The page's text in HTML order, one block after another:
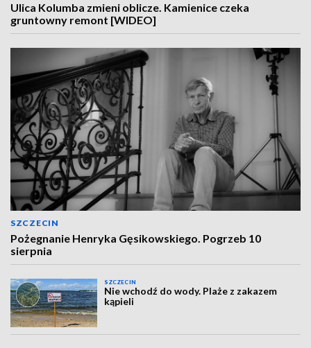
Ulica Kolumba zmieni oblicze. Kamienice czeka
gruntowny remont [WIDEO]
SZCZECIN
Pożegnanie Henryka Gęsikowskiego. Pogrzeb 10
sierpnia
SZCZECIN
Nie wchodź do wody. Plaże z zakazem
kąpieli